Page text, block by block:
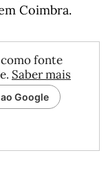
Coimbra.
fonte
Saber mais
Google